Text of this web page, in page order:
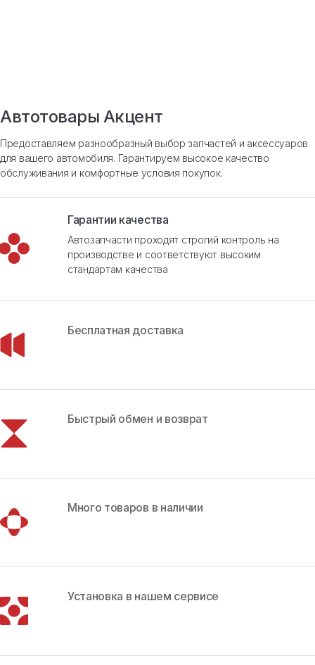
Автотовары Акцент
Предоставляем разнообразный выбор запчастей и аксессуаров
для вашего автомобиля. Гарантируем высокое качество
обслуживания и комфортные условия покупок.
Гарантии качества
Автозапчасти проходят строгий контроль на
производстве и соответствуют высоким
стандартам качества
Бесплатная доставка
Быстрый обмен и возврат
Много товаров в наличии
Установка в нашем сервисе